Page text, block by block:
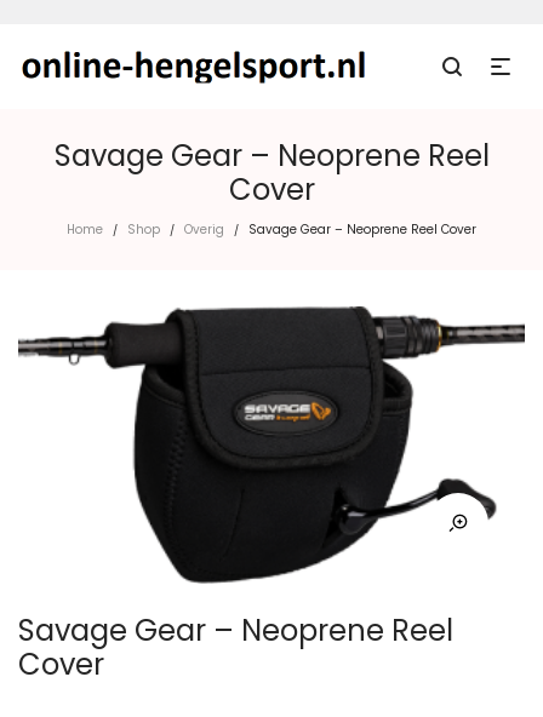
Savage Gear – Neoprene Reel
Cover
Home / Shop / Overig / Savage Gear – Neoprene Reel Cover
Savage Gear – Neoprene Reel
Cover